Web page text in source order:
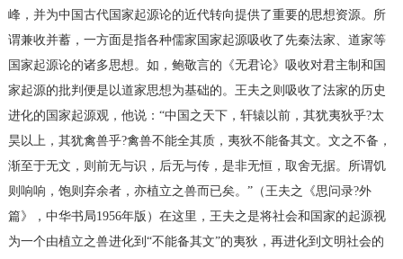
峰，并为中国古代国家起源论的近代转向提供了重要的思想资源。所
谓兼收并蓄，一方面是指各种儒家国家起源吸收了先秦法家、道家等
国家起源论的诸多思想。如，鲍敬言的《无君论》吸收对君主制和国
家起源的批判便是以道家思想为基础的。王夫之则吸收了法家的历史
进化的国家起源观，他说：“中国之天下，轩辕以前，其犹夷狄乎?太
昊以上，其犹禽兽乎?禽兽不能全其质，夷狄不能备其文。文之不备，
渐至于无文，则前无与识，后无与传，是非无恒，取舍无据。所谓饥
则响响，饱则弃余者，亦植立之兽而已矣。”（王夫之《思问录?外
篇》，中华书局1956年版）在这里，王夫之是将社会和国家的起源视
为一个由植立之兽进化到“不能备其文”的夷狄，再进化到文明社会的